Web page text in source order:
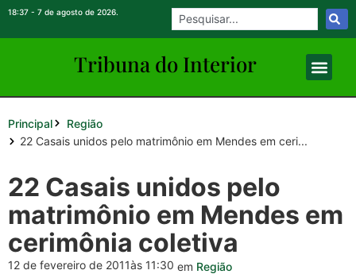
18:37 - 7 de agosto de 2026.
Tribuna do Interior
Principal
Região
22 Casais unidos pelo matrimônio em Mendes em ceri...
22 Casais unidos pelo
matrimônio em Mendes em
cerimônia coletiva
12 de fevereiro de 2011às 11:30 em Região